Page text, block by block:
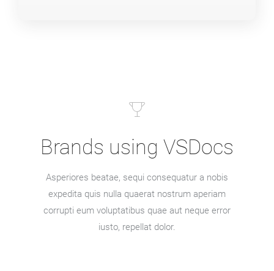
Brands using VSDocs
Asperiores beatae, sequi consequatur a nobis
expedita quis nulla quaerat nostrum aperiam
corrupti eum voluptatibus quae aut neque error
iusto, repellat dolor.